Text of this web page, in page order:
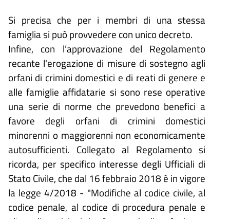
Si precisa che per i membri di una stessa
famiglia si può provvedere con unico decreto.
Infine, con l’approvazione del Regolamento
recante l'erogazione di misure di sostegno agli
orfani di crimini domestici e di reati di genere e
alle famiglie affidatarie si sono rese operative
una serie di norme che prevedono benefici a
favore degli orfani di crimini domestici
minorenni o maggiorenni non economicamente
autosufficienti. Collegato al Regolamento si
ricorda, per specifico interesse degli Ufficiali di
Stato Civile, che dal 16 febbraio 2018 è in vigore
la legge 4/2018 - "Modifiche al codice civile, al
codice penale, al codice di procedura penale e